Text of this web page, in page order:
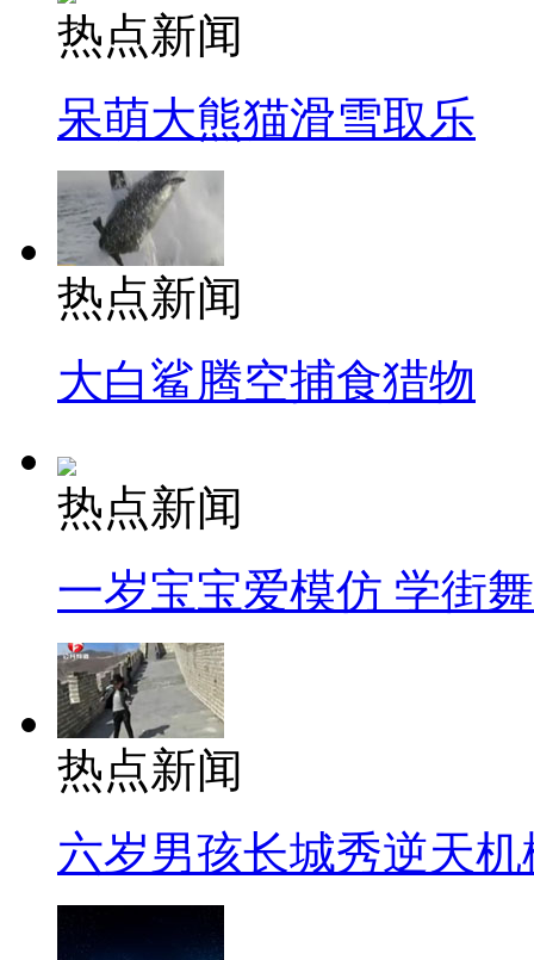
热点新闻
呆萌大熊猫滑雪取乐
热点新闻
大白鲨腾空捕食猎物
热点新闻
一岁宝宝爱模仿 学街
热点新闻
六岁男孩长城秀逆天机